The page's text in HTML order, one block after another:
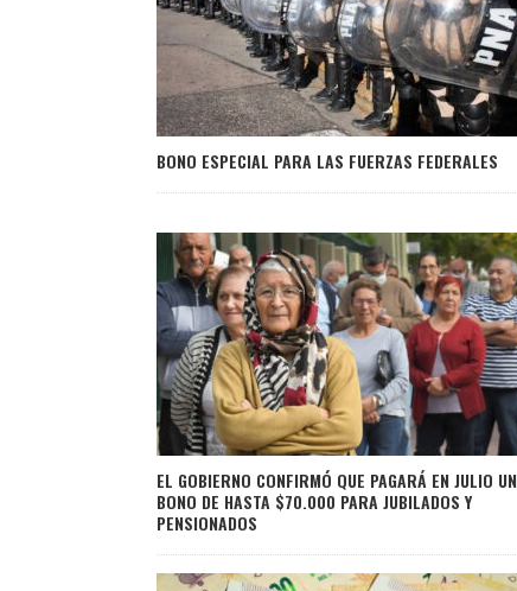
BONO ESPECIAL PARA LAS FUERZAS FEDERALES
EL GOBIERNO CONFIRMÓ QUE PAGARÁ EN JULIO UN
BONO DE HASTA $70.000 PARA JUBILADOS Y
PENSIONADOS